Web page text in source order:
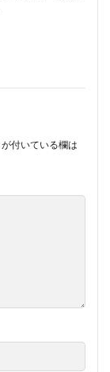
が付いている欄は